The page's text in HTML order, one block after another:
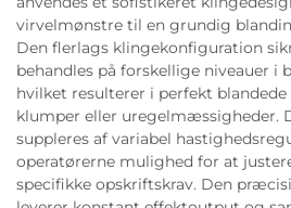
virvelmønstre til en grundig
Den flerlags klingekonfiguration
behandles på forskellige niveauer i
hvilket resulterer i perfekt
klumper eller uregelmæssigheder.
suppleres af variabel
operatørerne mulighed for at
specifikke opskriftskrav. Den